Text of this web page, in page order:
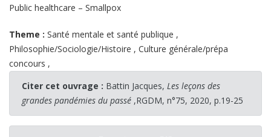
Public healthcare – Smallpox
Theme : Santé mentale et santé publique ,
Philosophie/Sociologie/Histoire , Culture générale/prépa
concours ,
Citer cet ouvrage : Battin Jacques, Les leçons des
grandes pandémies du passé ,RGDM, n°75, 2020, p.19-25